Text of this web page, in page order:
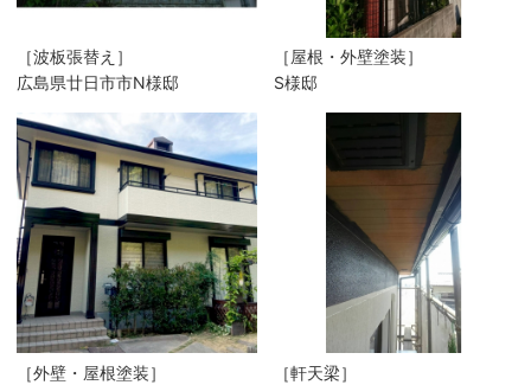
［波板張替え］
広島県廿日市市N様邸
［屋根・外壁塗装］
S様邸
［外壁・屋根塗装］
［軒天梁］